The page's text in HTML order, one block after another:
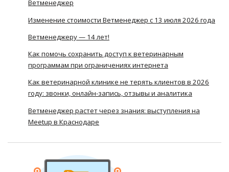
Ветменеджер
Изменение стоимости Ветменеджер с 13 июля 2026 года
Ветменеджеру — 14 лет!
Как помочь сохранить доступ к ветеринарным
программам при ограничениях интернета
Как ветеринарной клинике не терять клиентов в 2026
году: звонки, онлайн-запись, отзывы и аналитика
Ветменеджер растет через знания: выступления на
Meetup в Краснодаре